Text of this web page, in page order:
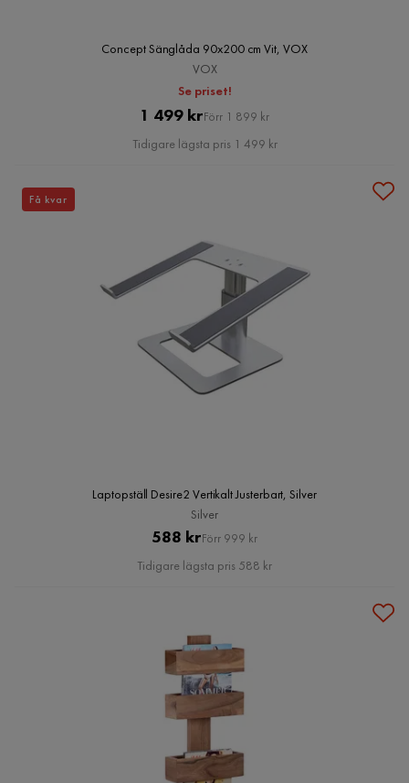
Concept Sänglåda 90x200 cm Vit, VOX
VOX
Se priset!
Pris
1 499 krOriginal
Pris
Förr 1 899 kr
Tidigare lägsta pris 1 499 kr
Laptopställ Desire2 Vertikalt Justerbart, Silver
Silver
Pris
588 krOriginal
Pris
Förr 999 kr
Tidigare lägsta pris 588 kr
Få kvar